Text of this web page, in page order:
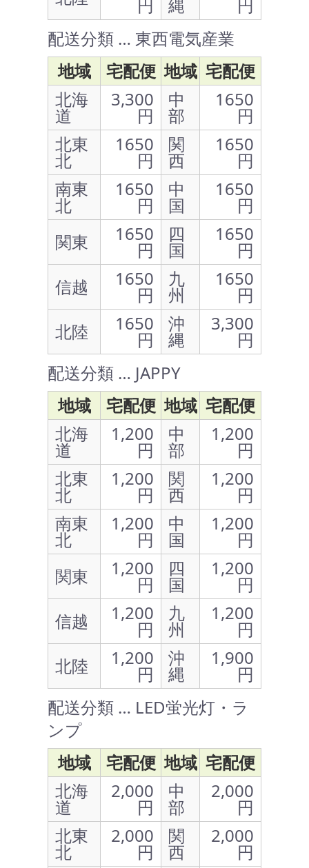
円 縄
円
配送分類 … 東西電気産業
地域
宅配便 地域 宅配便
北海
道
3,300
円
中
部
1650
円
北東
北
1650
円
関
西
1650
円
南東
北
1650
円
中
国
1650
円
関東
1650
円
四
国
1650
円
信越
1650
円
九
州
1650
円
北陸
1650
円
沖
縄
3,300
円
配送分類 … JAPPY
地域
宅配便 地域 宅配便
北海
道
1,200
円
中
部
1,200
円
北東
北
1,200
円
関
西
1,200
円
南東
北
1,200
円
中
国
1,200
円
関東
1,200
円
四
国
1,200
円
信越
1,200
円
九
州
1,200
円
北陸
1,200
円
沖
縄
1,900
円
配送分類 … LED蛍光灯・ラ
ンプ
地域
宅配便 地域 宅配便
北海
道
2,000
円
中
部
2,000
円
北東
北
2,000
円
関
西
2,000
円